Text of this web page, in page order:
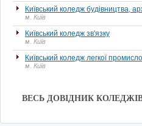
Київський коледж будівництва,
м. Київ
Київський коледж зв'язку
м. Київ
Київський коледж легкої
м. Київ
ВЕСЬ ДОВІДНИК